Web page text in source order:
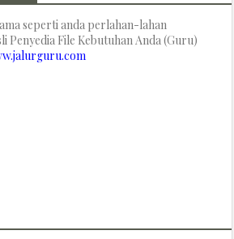
seperti anda perlahan-lahan
Penyedia File Kebutuhan Anda (Guru)